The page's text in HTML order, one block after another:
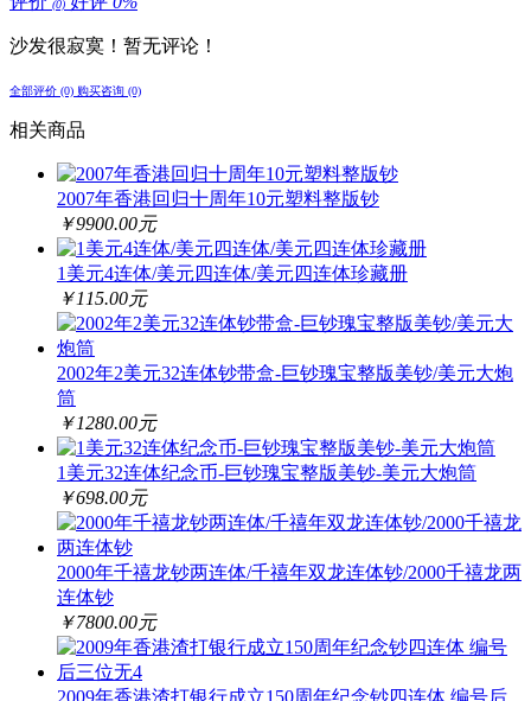
(0)
沙发很寂寞！暂无评论！
全部评价 (0) 购买咨询 (0)
相关商品
2007年香港回归十周年10元塑料整版钞
￥9900.00元
1美元4连体/美元四连体/美元四连体珍藏册
￥115.00元
2002年2美元32连体钞带盒-巨钞瑰宝整版美钞/美元大炮
筒
￥1280.00元
1美元32连体纪念币-巨钞瑰宝整版美钞-美元大炮筒
￥698.00元
2000年千禧龙钞两连体/千禧年双龙连体钞/2000千禧龙两
连体钞
￥7800.00元